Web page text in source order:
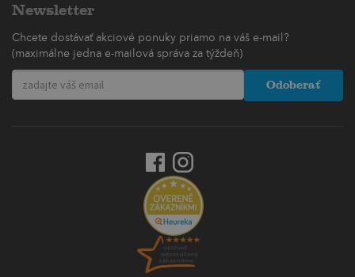
Newsletter
Chcete dostávať akciové ponuky priamo na váš e-mail?
(maximálne jedna e-mailová správa za týždeň)
Odoberať